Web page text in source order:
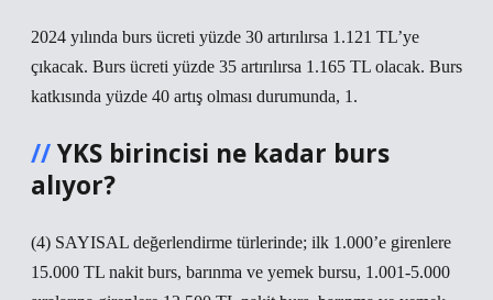
2024 yılında burs ücreti yüzde 30 artırılırsa 1.121 TL’ye
çıkacak. Burs ücreti yüzde 35 artırılırsa 1.165 TL olacak. Burs
katkısında yüzde 40 artış olması durumunda, 1.
YKS birincisi ne kadar burs
alıyor?
(4) SAYISAL değerlendirme türlerinde; ilk 1.000’e girenlere
15.000 TL nakit burs, barınma ve yemek bursu, 1.001-5.000